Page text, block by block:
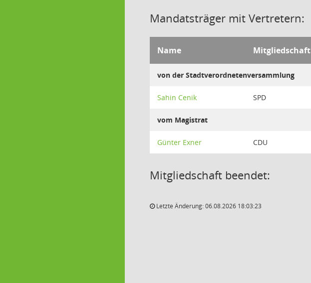
Mandatsträger mit Vertretern:
Name Mitgliedschaft
von der Stadtverordnetenversammlung
Sahin Cenik SPD
vom Magistrat
Günter Exner CDU
Mitgliedschaft beendet:
Letzte Änderung: 06.08.2026 18:03:23